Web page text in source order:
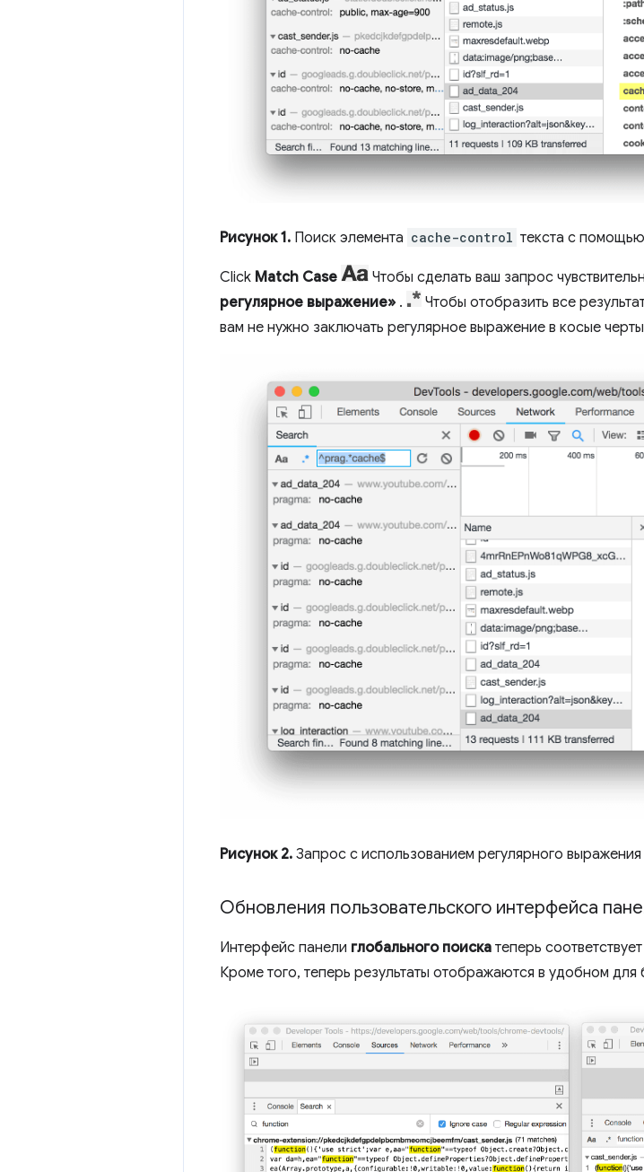
Рисунок 1. Поиск элемента cache-control текста с
Click Match Case Чтобы сделать ваш запрос
регулярное выражение» .
Чтобы отобразить все
вам не нужно заключать регулярное выражение в косые
Рисунок 2. Запрос с использованием регулярного
Обновления пользовательского интерфейса
Интерфейс панели глобального поиска теперь
Кроме того, теперь результаты отображаются в удобном